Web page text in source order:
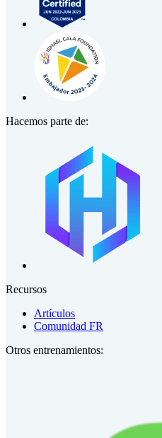
Hacemos parte de:
Recursos
Artículos
Comunidad FR
Otros entrenamientos: